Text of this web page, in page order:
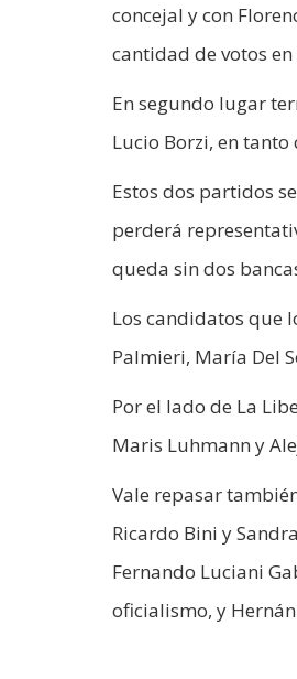
concejal y con
cantidad de votos en
En segundo lugar
Lucio Borzi, en
Estos dos partidos
perderá
queda sin dos
Los candidatos que
Palmieri, María Del
Por el lado de La
Maris Luhmann y
Vale repasar
Ricardo Bini y
Fernando Luciani
oficialismo, y